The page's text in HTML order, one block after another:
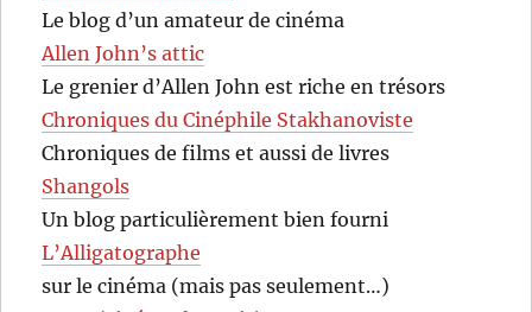
Le blog d’un amateur de cinéma
Allen John’s attic
Le grenier d’Allen John est riche en trésors
Chroniques du Cinéphile Stakhanoviste
Chroniques de films et aussi de livres
Shangols
Un blog particulièrement bien fourni
L’Alligatographe
sur le cinéma (mais pas seulement…)